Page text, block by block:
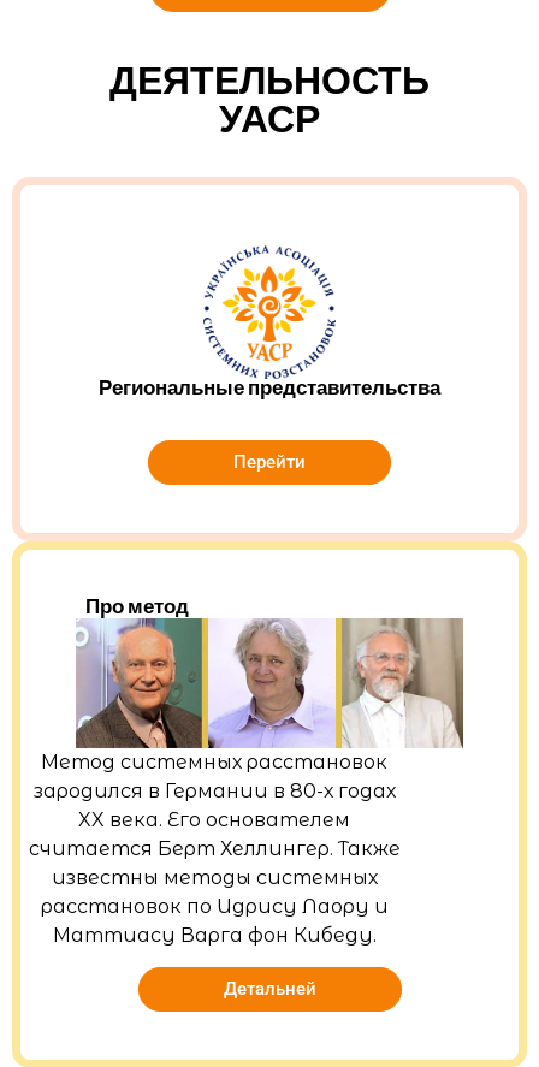
ДЕЯТЕЛЬНОСТЬ
УАСР
Региональные представительства
Перейти
Про метод
Метод системных расстановок
зародился в Германии в 80-х годах
XX века. Его основателем
считается Берт Хеллингер. Также
известны методы системных
расстановок по Идрису Лаору и
Маттиасу Варга фон Кибеду.
Детальней